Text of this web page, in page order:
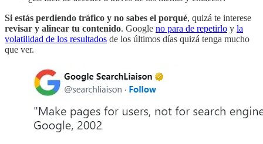
Si estás perdiendo tráfico y no sabes el porqué, quizá te interese
revisar y alinear tu contenido. Google no para de repetirlo y la
volatilidad de los resultados de los últimos días quizá tenga mucho
que ver.